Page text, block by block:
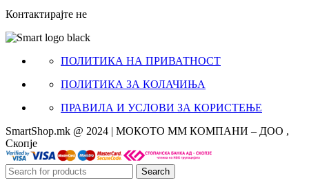
Контактирајте не
ПОЛИТИКА НА ПРИВАТНОСТ
ПОЛИТИКА ЗА КОЛАЧИЊА
ПРАВИЛА И УСЛОВИ ЗА КОРИСТЕЊЕ
SmartShop.mk @ 2024 | МОКОТО ММ КОМПАНИ – ДОО ,
Скопје
Search